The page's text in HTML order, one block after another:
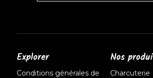
Explorer
Conditions générales de
Nos
Charcuterie